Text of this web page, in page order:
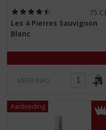
d
e
n
v
i
,
5
75 CL
Les 4 Pierres Sauvignon
Blanc
MEER INFO